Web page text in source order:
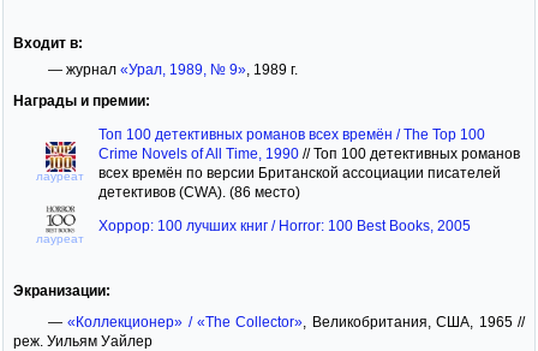
Входит в:
— журнал «Урал, 1989, № 9», 1989 г.
Награды и премии:
лауреат
Топ 100 детективных романов всех времён / The Top 100
Crime Novels of All Time, 1990 //Топ 100 детективных романов
всех времён по версии Британской ассоциации писателей
детективов (CWA). (86 место)
лауреат
Хоррор: 100 лучших книг / Horror: 100 Best Books, 2005
Экранизации:
—«Коллекционер» / «The Collector» , Великобритания, США, 1965 //
реж. Уильям Уайлер